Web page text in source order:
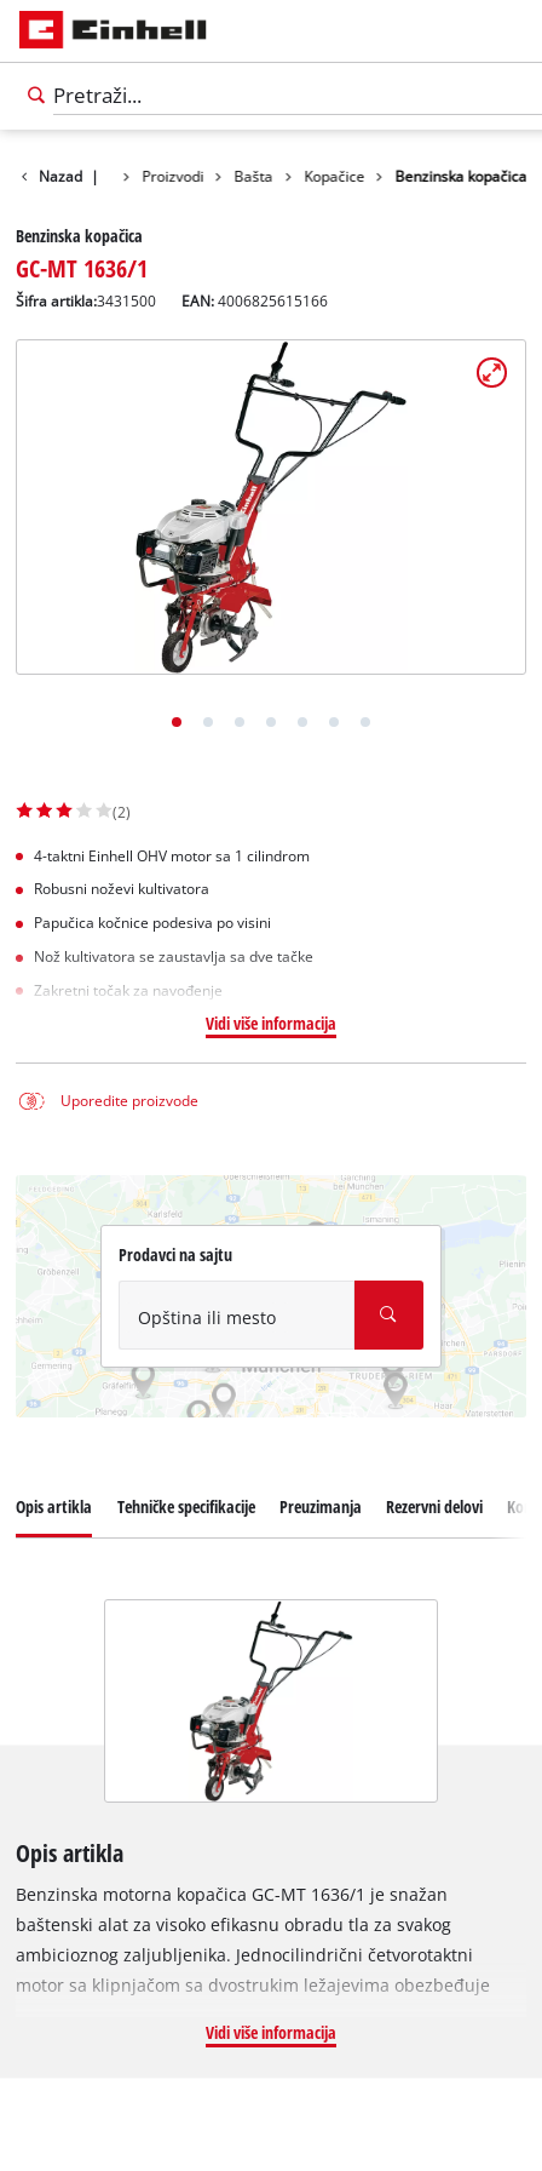
Nazad | Proizvodi Bašta Kopačice Benzinska kopačica
Benzinska kopačica
GC-MT 1636/1
Šifra artikla:3431500 EAN:4006825615166
(2)
4-taktni Einhell OHV motor sa 1 cilindrom
Robusni noževi kultivatora
Papučica kočnice podesiva po visini
Nož kultivatora se zaustavlja sa dve tačke
Zakretni točak za navođenje
Vidi više informacija
Uporedite proizvode
Prodavci na sajtu
Opština ili mesto
Opis artikla Tehničke specifikacije Preuzimanja Rezervni delovi
Opis artikla
Benzinska motorna kopačica GC-MT 1636/1 je snažan
baštenski alat za visoko efikasnu obradu tla za svakog
ambicioznog zaljubljenika. Jednocilindrični četvorotaktni
motor sa klipnjačom sa dvostrukim ležajevima obezbeđuje
omogućuju brz radni učinak čak i na čvrstom tlu. Kočna
Vidi više informacija